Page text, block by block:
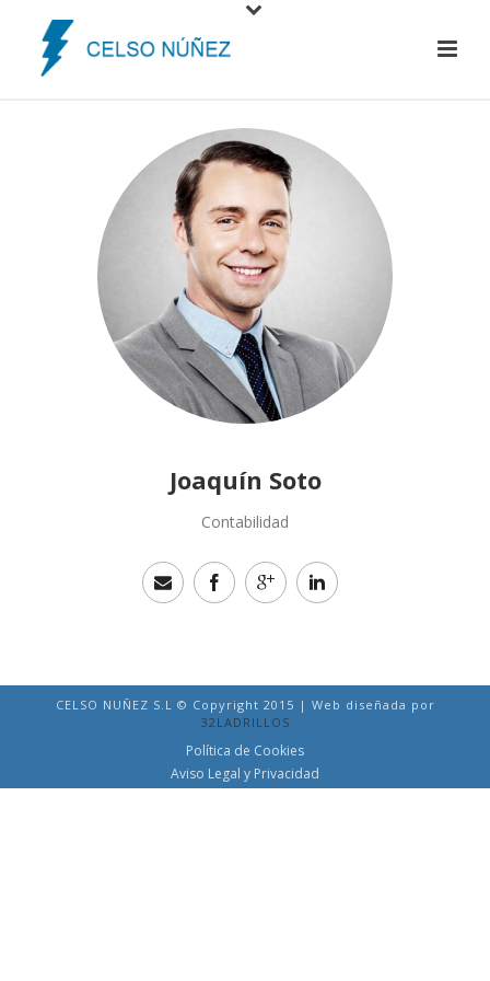
Joaquín Soto
Contabilidad
CELSO NUÑEZ S.L © Copyright 2015 | Web diseñada por
32LADRILLOS
Política de Cookies
Aviso Legal y Privacidad